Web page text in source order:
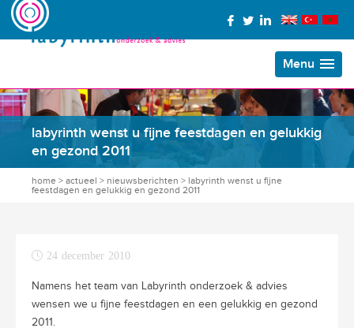
Menu
labyrinth wenst u fijne feestdagen en gelukkig
en gezond 2011
home > actueel > nieuwsberichten > labyrinth wenst u fijne
feestdagen en gelukkig en gezond 2011
24 december 2010
Namens het team van Labyrinth onderzoek & advies
wensen we u fijne feestdagen en een gelukkig en gezond
2011.